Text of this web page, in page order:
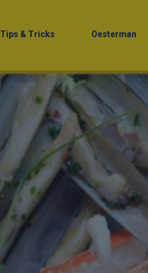
Tips & Tricks Oesterman